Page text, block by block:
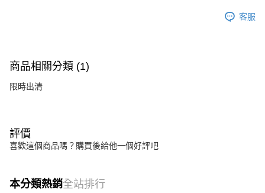
客服
商品相關分類 (1)
限時出清
評價
喜歡這個商品嗎？購買後給他一個好評吧
本分類熱銷全站排行